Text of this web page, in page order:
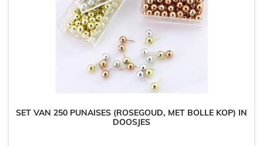
SET VAN 250 PUNAISES (ROSEGOUD, MET BOLLE KOP) IN
DOOSJES